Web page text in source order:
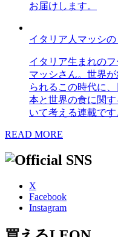
お届けします。
イタリア人マッシの
イタリア生まれの
マッシさん。世界
られるこの時代に
本と世界の食に関
いて考える連載です
READ MORE
X
Facebook
Instagram